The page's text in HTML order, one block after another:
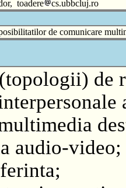
toadere cs.ubbcluj.ro
de comunicare
de
audio-video;